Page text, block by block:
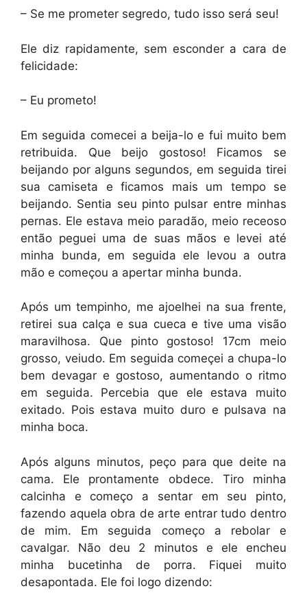
– Se me prometer segredo, tudo isso será seu!
Ele diz rapidamente, sem esconder a cara de
felicidade:
– Eu prometo!
Em seguida comecei a beija-lo e fui muito bem
retribuida. Que beijo gostoso! Ficamos se
beijando por alguns segundos, em seguida tirei
sua camiseta e ficamos mais um tempo se
beijando. Sentia seu pinto pulsar entre minhas
pernas. Ele estava meio paradão, meio receoso
então peguei uma de suas mãos e levei até
minha bunda, em seguida ele levou a outra
mão e começou a apertar minha bunda.
Após um tempinho, me ajoelhei na sua frente,
retirei sua calça e sua cueca e tive uma visão
maravilhosa. Que pinto gostoso! 17cm meio
grosso, veiudo. Em seguida começei a chupa-lo
bem devagar e gostoso, aumentando o ritmo
em seguida. Percebia que ele estava muito
exitado. Pois estava muito duro e pulsava na
minha boca.
Após alguns minutos, peço para que deite na
cama. Ele prontamente obdece. Tiro minha
calcinha e começo a sentar em seu pinto,
fazendo aquela obra de arte entrar tudo dentro
de mim. Em seguida começo a rebolar e
cavalgar. Não deu 2 minutos e ele encheu
minha bucetinha de porra. Fiquei muito
desapontada. Ele foi logo dizendo: